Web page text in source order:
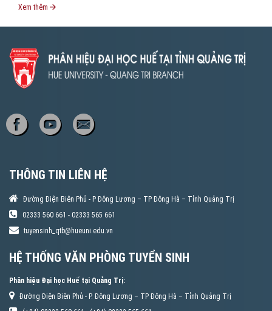
Xem thêm
THÔNG TIN LIÊN HỆ
Đường Điện Biên Phủ - P Đông Lương – TP Đông Hà – Tỉnh Quảng Trị
02333 560 661 - 02333 565 661
tuyensinh_qtb@hueuni.edu.vn
HỆ THỐNG VĂN PHÒNG TUYỂN SINH
Phân hiệu Đại học Huế tại Quảng Trị:
Đường Điện Biên Phủ - P. Đông Lương – TP Đông Hà – Tỉnh Quảng Trị